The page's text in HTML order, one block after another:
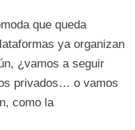
que queda
ya organizan
¿vamos a seguir
privados… o vamos
como la